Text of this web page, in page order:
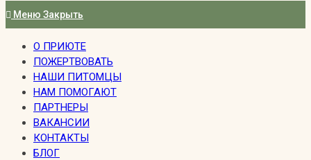
Меню Закрыть
О ПРИЮТЕ
ПОЖЕРТВОВАТЬ
НАШИ ПИТОМЦЫ
НАМ ПОМОГАЮТ
ПАРТНЕРЫ
ВАКАНСИИ
КОНТАКТЫ
БЛОГ